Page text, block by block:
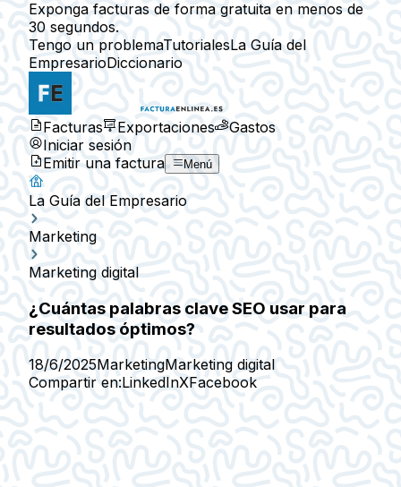
Exponga facturas de forma gratuita en menos de
30 segundos.
Tengo un problemaTutorialesLa Guía del
EmpresarioDiccionario
Facturas Exportaciones
Gastos
Iniciar sesión
Emitir una factura
Menú
La Guía del Empresario
Marketing
Marketing digital
¿Cuántas palabras clave SEO usar para
resultados óptimos?
18/6/2025MarketingMarketing digital
Compartir en:LinkedInXFacebook